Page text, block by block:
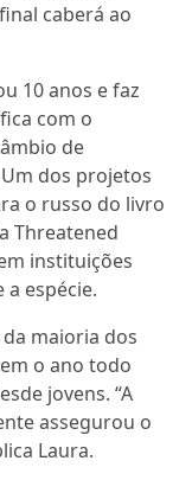
caberá ao
10 anos e faz
com o
de
dos projetos
o russo do livro
Threatened
instituições
espécie.
maioria dos
o ano todo
jovens. “A
assegurou o
Laura.